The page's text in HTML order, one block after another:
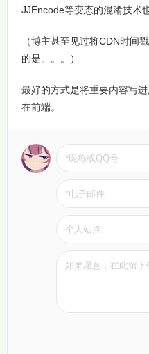
JJEncode等变态的混淆技术
（博主甚至见过将CDN时间
的是。。。）
最好的方式是将重要内容写
在前端。